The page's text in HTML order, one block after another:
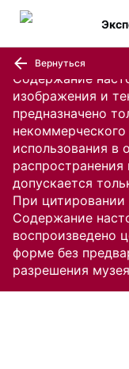
Содержание
изображения и
предназначено
использования в
допускается
При цитировании
Содержание
воспроизведено
форме без
разрешения музея
Вернуться